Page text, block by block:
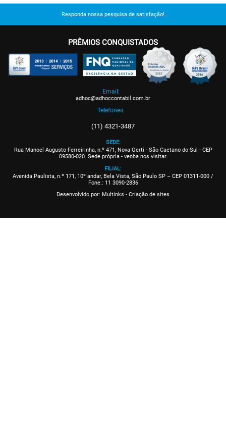
Responda nossa pesquisa de satisfação!
PRÊMIOS CONQUISTADOS
Email:
adhoc@adhoccontabil.com.br
Telefones:
(11) 4321-3487
SEDE:
Rua Manoel Augusto Ferreirinha, n.º 471, Nova Gerti - São Caetano do Sul - CEP
09580-020. Sede própria - venha nos visitar.
FILIAL:
Avenida Paulista, n.º 171, 10º andar, Bela Vista, São Paulo SP – CEP 01311-000 /
Fone.: 11 3090-2836
Desenvolvido por: Multinks - Criação de sites